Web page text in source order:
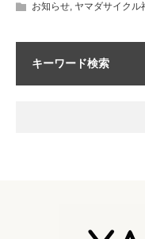
お知らせ, ヤマダサイクル
キーワード検索